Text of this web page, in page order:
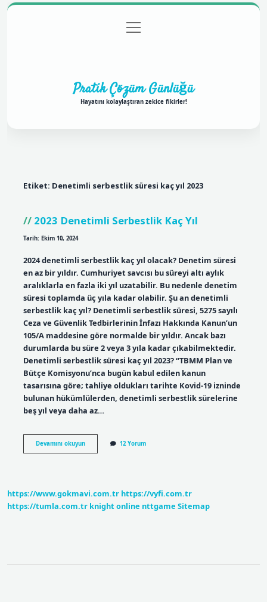
Gizlilik Politikası
menüyü
aç
Pratik Çözüm Günlüğü
Hayatını kolaylaştıran zekice fikirler!
Etiket: Denetimli serbestlik süresi kaç yıl 2023
2023 Denetimli Serbestlik Kaç Yıl
Tarih: Ekim 10, 2024
2024 denetimli serbestlik kaç yıl olacak? Denetim süresi
en az bir yıldır. Cumhuriyet savcısı bu süreyi altı aylık
aralıklarla en fazla iki yıl uzatabilir. Bu nedenle denetim
süresi toplamda üç yıla kadar olabilir. Şu an denetimli
serbestlik kaç yıl? Denetimli serbestlik süresi, 5275 sayılı
Ceza ve Güvenlik Tedbirlerinin İnfazı Hakkında Kanun’un
105/A maddesine göre normalde bir yıldır. Ancak bazı
durumlarda bu süre 2 veya 3 yıla kadar çıkabilmektedir.
Denetimli serbestlik süresi kaç yıl 2023? “TBMM Plan ve
Bütçe Komisyonu’nca bugün kabul edilen kanun
tasarısına göre; tahliye oldukları tarihte Kovid-19 izninde
bulunan hükümlülerden, denetimli serbestlik sürelerine
beş yıl veya daha az…
Devamını okuyun2023
Denetimli
12 Yorum
https://www.gokmavi.com.tr https://vyfi.com.tr
https://tumla.com.tr knight online nttgame Sitemap